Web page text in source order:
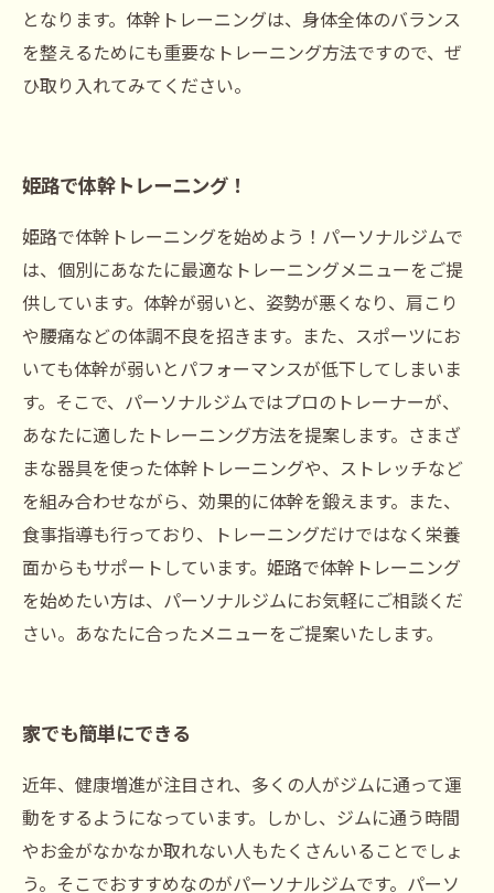
となります。体幹トレーニングは、身体全体のバランス
を整えるためにも重要なトレーニング方法ですので、ぜ
ひ取り入れてみてください。
姫路で体幹トレーニング！
姫路で体幹トレーニングを始めよう！パーソナルジムで
は、個別にあなたに最適なトレーニングメニューをご提
供しています。体幹が弱いと、姿勢が悪くなり、肩こり
や腰痛などの体調不良を招きます。また、スポーツにお
いても体幹が弱いとパフォーマンスが低下してしまいま
す。そこで、パーソナルジムではプロのトレーナーが、
あなたに適したトレーニング方法を提案します。さまざ
まな器具を使った体幹トレーニングや、ストレッチなど
を組み合わせながら、効果的に体幹を鍛えます。また、
食事指導も行っており、トレーニングだけではなく栄養
面からもサポートしています。姫路で体幹トレーニング
を始めたい方は、パーソナルジムにお気軽にご相談くだ
さい。あなたに合ったメニューをご提案いたします。
家でも簡単にできる
近年、健康増進が注目され、多くの人がジムに通って運
動をするようになっています。しかし、ジムに通う時間
やお金がなかなか取れない人もたくさんいることでしょ
う。そこでおすすめなのがパーソナルジムです。パーソ